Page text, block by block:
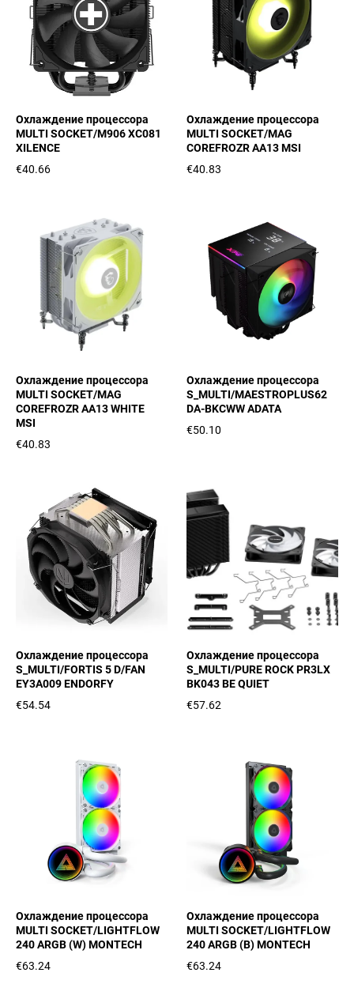
Охлаждение процессора
MULTI SOCKET/M906 XC081
XILENCE
€40.66
Охлаждение процессора
MULTI SOCKET/MAG
COREFROZR AA13 MSI
€40.83
Охлаждение процессора
MULTI SOCKET/MAG
COREFROZR AA13 WHITE
MSI
€40.83
Охлаждение процессора
S_MULTI/MAESTROPLUS62
DA-BKCWW ADATA
€50.10
Охлаждение процессора
S_MULTI/FORTIS 5 D/FAN
EY3A009 ENDORFY
€54.54
Охлаждение процессора
S_MULTI/PURE ROCK PR3LX
BK043 BE QUIET
€57.62
Охлаждение процессора
MULTI SOCKET/LIGHTFLOW
240 ARGB (W) MONTECH
€63.24
Охлаждение процессора
MULTI SOCKET/LIGHTFLOW
240 ARGB (B) MONTECH
€63.24